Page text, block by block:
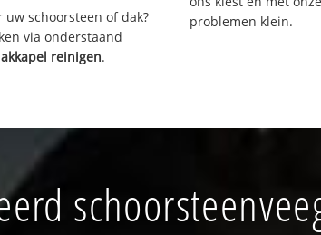
schoorsteen of dak?
via onderstaand
reinigen.
problemen klein.